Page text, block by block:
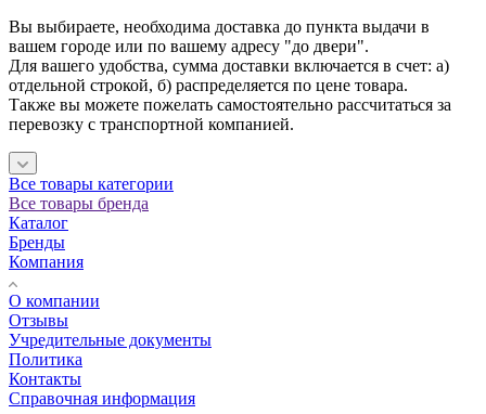
Вы выбираете, необходима доставка до пункта выдачи в
вашем городе или по вашему адресу "до двери".
Для вашего удобства, сумма доставки включается в счет: а)
отдельной строкой, б) распределяется по цене товара.
Также вы можете пожелать самостоятельно рассчитаться за
перевозку с транспортной компанией.
Все товары категории
Все товары бренда
Каталог
Бренды
Компания
О компании
Отзывы
Учредительные документы
Политика
Контакты
Справочная информация